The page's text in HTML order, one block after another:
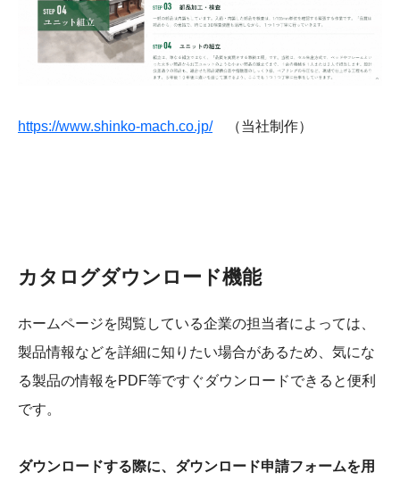
https://www.shinko-mach.co.jp/（当社制作）
カタログダウンロード機能
ホームページを閲覧している企業の担当者によっては、
製品情報などを詳細に知りたい場合があるため、気にな
る製品の情報をPDF等ですぐダウンロードできると便利
です。
ダウンロードする際に、ダウンロード申請フォームを用